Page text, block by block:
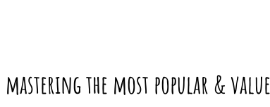
mastering the most popular &